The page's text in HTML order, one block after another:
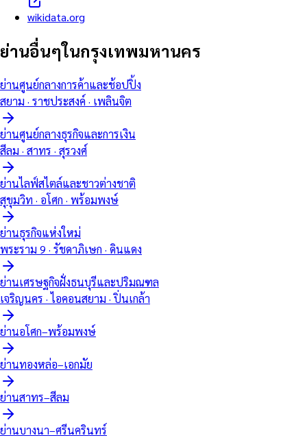
wikidata.org
ย่านอื่นๆในกรุงเทพมหานคร
ย่านศูนย์กลางการค้าและช้อปปิ้ง
สยาม · ราชประสงค์ · เพลินจิต
ย่านศูนย์กลางธุรกิจและการเงิน
สีลม · สาทร · สุรวงศ์
ย่านไลฟ์สไตล์และชาวต่างชาติ
สุขุมวิท · อโศก · พร้อมพงษ์
ย่านธุรกิจแห่งใหม่
พระราม 9 · รัชดาภิเษก · ดินแดง
ย่านเศรษฐกิจฝั่งธนบุรีและปริมณฑล
เจริญนคร · ไอคอนสยาม · ปิ่นเกล้า
ย่านอโศก–พร้อมพงษ์
ย่านทองหล่อ–เอกมัย
ย่านสาทร–สีลม
ย่านบางนา–ศรีนครินทร์